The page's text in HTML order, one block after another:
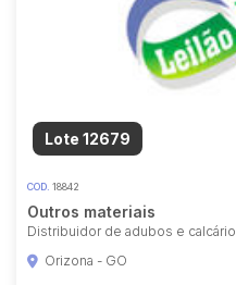
Lote 12679
COD. 18842
Outros materiais
Distribuidor de adubos e calcário
Orizona - GO